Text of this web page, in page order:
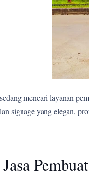
mencari layanan
signage yang elegan,